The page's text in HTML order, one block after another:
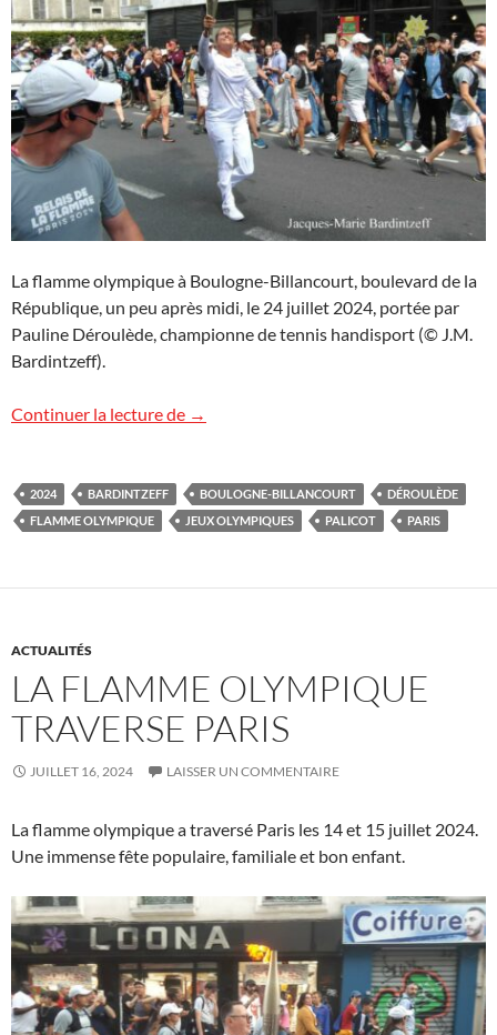
La flamme olympique à Boulogne-Billancourt, boulevard de la
République, un peu après midi, le 24 juillet 2024, portée par
Pauline Déroulède, championne de tennis handisport (© J.M.
Bardintzeff).
Continuer la lecture de La flamme olympique à Boulogne-
→
2024 BARDINTZEFF BOULOGNE-BILLANCOURT
DÉROULÈDE
FLAMME OLYMPIQUE
JEUX OLYMPIQUES PALICOT PARIS
ACTUALITÉS
LA FLAMME OLYMPIQUE
TRAVERSE PARIS
JUILLET 16, 2024 LAISSER UN COMMENTAIRE
La flamme olympique a traversé Paris les 14 et 15 juillet 2024.
Une immense fête populaire, familiale et bon enfant.